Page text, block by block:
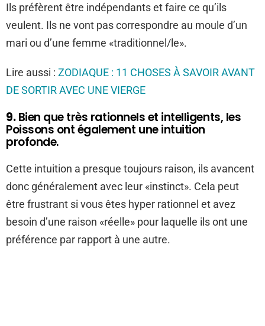
Ils préfèrent être indépendants et faire ce qu’ils
veulent. Ils ne vont pas correspondre au moule d’un
mari ou d’une femme «traditionnel/le».
Lire aussi : ZODIAQUE : 11 CHOSES À SAVOIR AVANT
DE SORTIR AVEC UNE VIERGE
9.Bien que très rationnels et intelligents, les
Poissons ont également une intuition
profonde.
Cette intuition a presque toujours raison, ils avancent
donc généralement avec leur «instinct». Cela peut
être frustrant si vous êtes hyper rationnel et avez
besoin d’une raison «réelle» pour laquelle ils ont une
préférence par rapport à une autre.